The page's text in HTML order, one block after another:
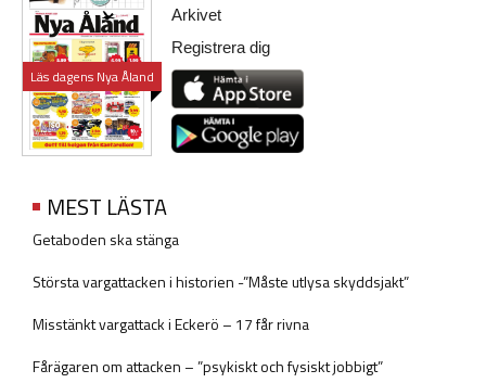
Läs dagens Nya Åland
Arkivet
Registrera dig
MEST LÄSTA
Getaboden ska stänga
Största vargattacken i historien -”Måste utlysa skyddsjakt”
Misstänkt vargattack i Eckerö – 17 får rivna
Fårägaren om attacken – ”psykiskt och fysiskt jobbigt”